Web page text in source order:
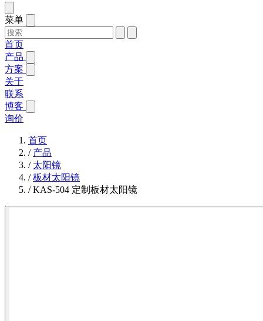
菜单
首页
产品
方案
关于
联系
博客
询价
首页
/ 产品
/ 太阳镜
/板材太阳镜
/KAS-504 定制板材太阳镜